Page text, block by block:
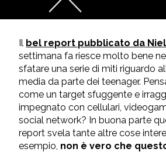
Il bel report pubblicato da
settimana fa riesce molto bene
sfatare una serie di miti riguardo
media da parte dei teenager.
come un target sfuggente e
impegnato con cellulari,
social network? In buona parte
report svela tante altre cose
esempio, non è vero che